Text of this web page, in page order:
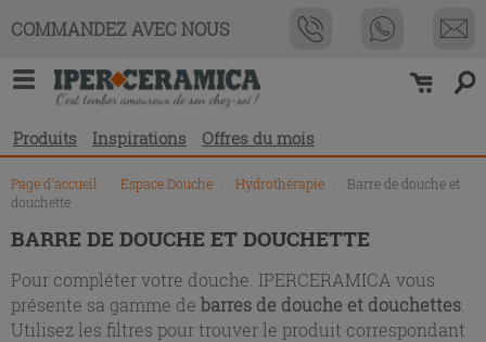
COMMANDEZ AVEC NOUS
Produits Inspirations Offres du mois
Page d'accueil Espace Douche Hydrothérapie
Barre de douche et
douchette
BARRE DE DOUCHE ET DOUCHETTE
Pour compléter votre douche. IPERCERAMICA vous
présente sa gamme de barres de douche et douchettes
Utilisez les filtres pour trouver le produit correspondant
des